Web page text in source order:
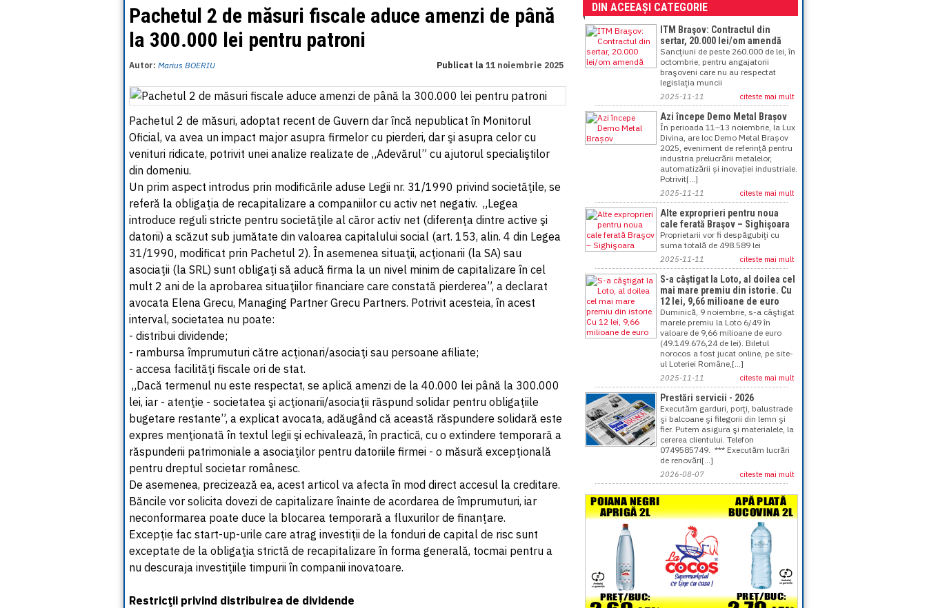
= 0.6668 RON
1 EGP = 0.0860 RON
1 HUF
= 0.3047 RON
1 MXN= 0.2227 RON
1 NOK= 0.4191 RON
1 NZD= 2.6097 RON
= 1.1646 RON
1 RSD= 0.0425 RON
1 RUB= 0.0530 RON
= 0.1141 RON
1 UAH= 0.1048 RON
1 XDR= 5.9383 RON
1 ZAR= 0.2318 RON
Pachetul 2 de măsuri fiscale aduce amenzi de până
la 300.000 lei pentru patroni
Autor: Marius BOERIU Publicat la 11 noiembrie 2025
Pachetul 2 de măsuri, adoptat recent de Guvern dar încă nepublicat în Monitorul
Oficial, va avea un impact major asupra firmelor cu pierderi, dar şi asupra celor cu
venituri ridicate, potrivit unei analize realizate de „Adevărul” cu ajutorul specialiştilor
din domeniu.
Un prim aspect introdus prin modificările aduse Legii nr. 31/1990 privind societăţile, se
referă la obligaţia de recapitalizare a companiilor cu activ net negativ. „Legea
introduce reguli stricte pentru societăţile al căror activ net (diferenţa dintre active şi
datorii) a scăzut sub jumătate din valoarea capitalului social (art. 153, alin. 4 din Legea
31/1990, modificat prin Pachetul 2). În asemenea situaţii, acţionarii (la SA) sau
asociaţii (la SRL) sunt obligaţi să aducă firma la un nivel minim de capitalizare în cel
mult 2 ani de la aprobarea situaţiilor financiare care constată pierderea”, a declarat
avocata Elena Grecu, Managing Partner Grecu Partners. Potrivit acesteia, în acest
interval, societatea nu poate:
- distribui dividende;
- rambursa împrumuturi către acţionari/asociaţi sau persoane afiliate;
- accesa facilităţi fiscale ori de stat.
„Dacă termenul nu este respectat, se aplică amenzi de la 40.000 lei până la 300.000
lei, iar - atenţie - societatea şi acţionarii/asociaţii răspund solidar pentru obligaţiile
bugetare restante”, a explicat avocata, adăugând că această răspundere solidară este
expres menţionată în textul legii şi echivalează, în practică, cu o extindere temporară a
răspunderii patrimoniale a asociaţilor pentru datoriile firmei - o măsură excepţională
pentru dreptul societar românesc.
De asemenea, precizează ea, acest articol va afecta în mod direct accesul la creditare.
Băncile vor solicita dovezi de capitalizare înainte de acordarea de împrumuturi, iar
neconformarea poate duce la blocarea temporară a fluxurilor de finanţare.
Excepţie fac start-up-urile care atrag investiţii de la fonduri de capital de risc sunt
exceptate de la obligaţia strictă de recapitalizare în forma generală, tocmai pentru a
nu descuraja investiţiile timpurii în companii inovatoare.
Restricţii privind distribuirea de dividende
DIN ACEEAȘI CATEGORIE
ITM Braşov: Contractul din
sertar, 20.000 lei/om amendă
Sancţiuni de peste 260.000 de lei, în
octombrie, pentru angajatorii
braşoveni care nu au respectat
legislaţia muncii
2025-11-11 citeste mai mult
Azi începe Demo Metal Brașov
În perioada 11–13 noiembrie, la Lux
Divina, are loc Demo Metal Brașov
2025, eveniment de referință pentru
industria prelucrării metalelor,
automatizării și inovației industriale.
Potrivit[...]
2025-11-11 citeste mai mult
Alte exproprieri pentru noua
cale ferată Braşov – Sighişoara
Proprietarii vor fi despăgubiţi cu
suma totală de 498.589 lei
2025-11-11 citeste mai mult
S-a câştigat la Loto, al doilea cel
mai mare premiu din istorie. Cu
12 lei, 9,66 milioane de euro
Duminică, 9 noiembrie, s-a câştigat
marele premiu la Loto 6/49 în
valoare de 9,66 milioane de euro
(49.149.676,24 de lei). Biletul
norocos a fost jucat online, pe site-
ul Loteriei Române,[...]
2025-11-11 citeste mai mult
Prestări servicii - 2026
Executăm garduri, porţi, balustrade
şi balcoane şi filegorii din lemn şi
fier. Putem asigura şi materialele, la
cererea clientului. Telefon
0749585749. *** Executăm lucrări
de renovări[...]
2026-08-07 citeste mai mult